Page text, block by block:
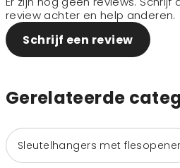
review achter en help anderen.
Schrijf een review
Gerelateerde
Sleutelhangers met flesopener